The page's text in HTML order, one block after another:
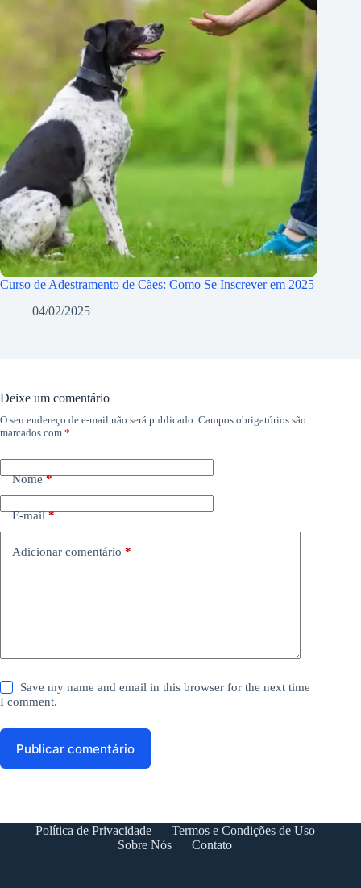
Curso de Adestramento de Cães: Como Se Inscrever em 2025
04/02/2025
Deixe um comentário
O seu endereço de e-mail não será publicado. Campos obrigatórios são
marcados com *
Nome*
E-mail*
Adicionar comentário *
Save my name and email in this browser for the next time
I comment.
Publicar comentário
Política de Privacidade
Termos e Condições de Uso
Sobre Nós
Contato